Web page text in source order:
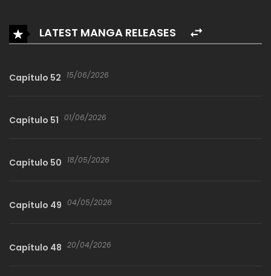
LATEST MANGA RELEASES
Capítulo 52 15/06/2026
Capítulo 51 01/06/2026
Capítulo 50 18/05/2026
Capítulo 49 04/05/2026
Capítulo 48 20/04/2026